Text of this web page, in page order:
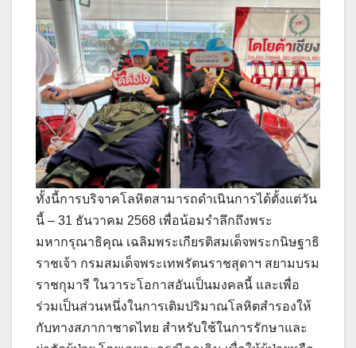
ทั้งนี้การบริจาคโลหิตสามารถดำเนินการได้ตั้งแต่วัน
นี้ – 31 ธันวาคม 2568 เพื่อน้อมรำลึกถึงพระ
มหากรุณาธิคุณ เฉลิมพระเกียรติสมเด็จพระกนิษฐาธิ
ราชเจ้า กรมสมเด็จพระเทพรัตนราชสุดาฯ สยามบรม
ราชกุมารี ในวาระโอกาสอันเป็นมงคลนี้ และเพื่อ
ร่วมเป็นส่วนหนึ่งในการเติมปริมาณโลหิตสำรองให้
กับทางสภากาชาดไทย สำหรับใช้ในการรักษาและ